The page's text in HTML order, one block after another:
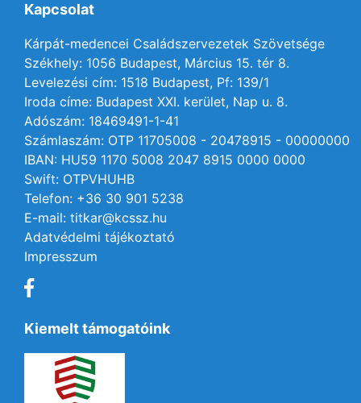
Kapcsolat
Kárpát-medencei Családszervezetek Szövetsége
Székhely: 1056 Budapest, Március 15. tér 8.
Levelezési cím: 1518 Budapest, Pf: 139/1
Iroda címe: Budapest XXI. kerület, Nap u. 8.
Adószám: 18469491-1-41
Számlaszám: OTP 11705008 - 20478915 - 00000000
IBAN: HU59 1170 5008 2047 8915 0000 0000
Swift: OTPVHUHB
Telefon: +36 30 901 5238
E-mail: titkar@kcssz.hu
Adatvédelmi tájékoztató
Impresszum
Kiemelt támogatóink